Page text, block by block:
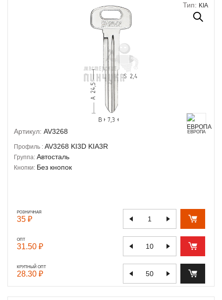
Тип: KIA
Артикул: AV3268 ЕВРОПА
Профиль : AV3268 KI3D KIA3R
Группа: Автосталь
Кнопки: Без кнопок
РОЗНИЧНАЯ
35 ₽
ОПТ
31.50 ₽
КРУПНЫЙ ОПТ
28.30 ₽